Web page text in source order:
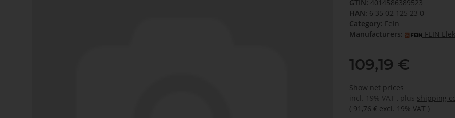
GTIN: 4014586389523
HAN: 6 35 02 125 23 0
Category: Fein
Manufacturers:
FEIN
109,19 €
Show net prices
incl. 19% VAT , plus shipping
( 91,76 € excl. 19% VAT )